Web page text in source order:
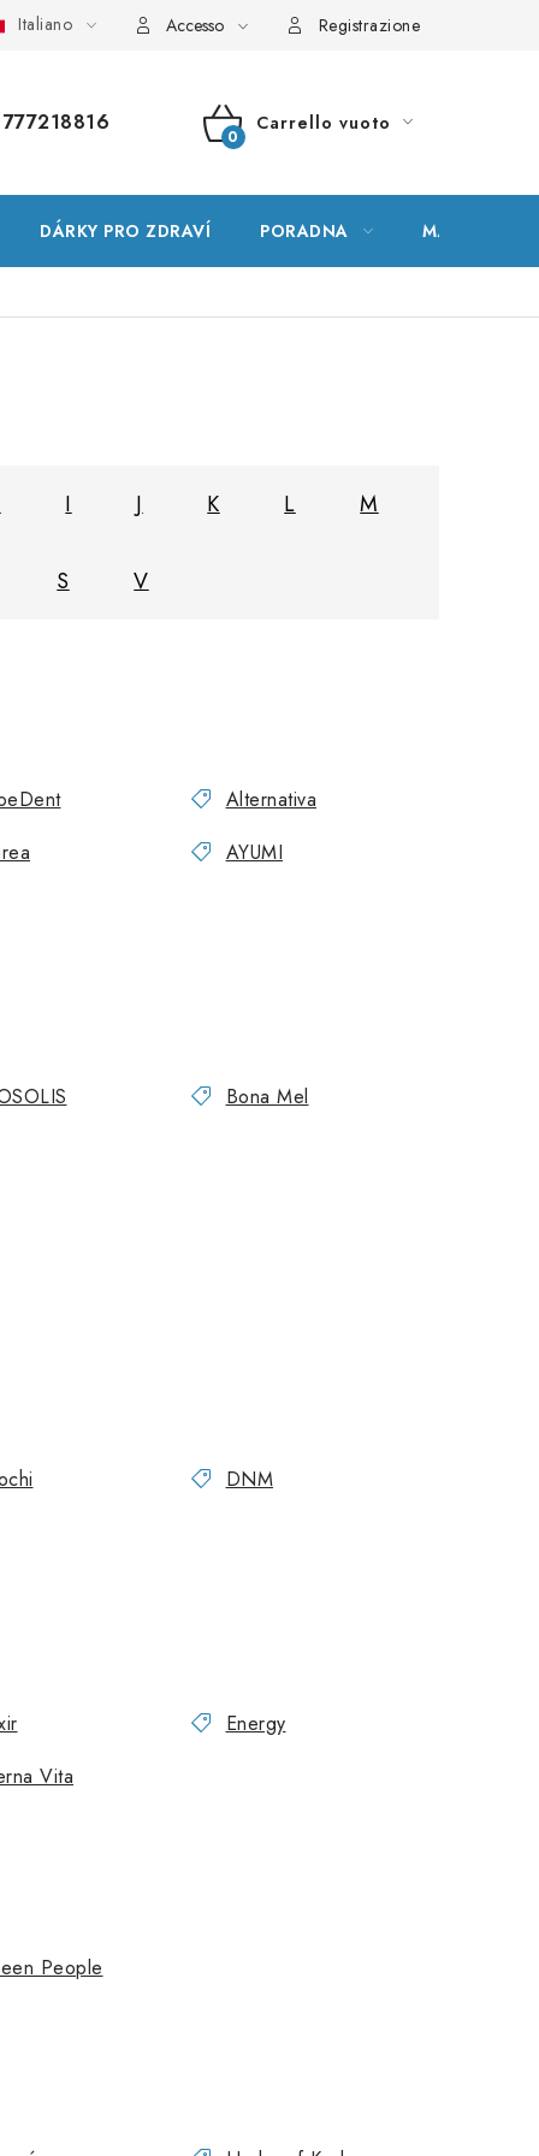
Mappa del sito Il mio ordine
Italiano Accesso Registrazione
777218816
CARRELLO
SPESA
Carrello vuoto
DÁRKY PRO ZDRAVÍ PORADNA MARCHE
I J K L M
S V
Alternativa
AYUMI
Bona Mel
DNM
Energy
Vita
People